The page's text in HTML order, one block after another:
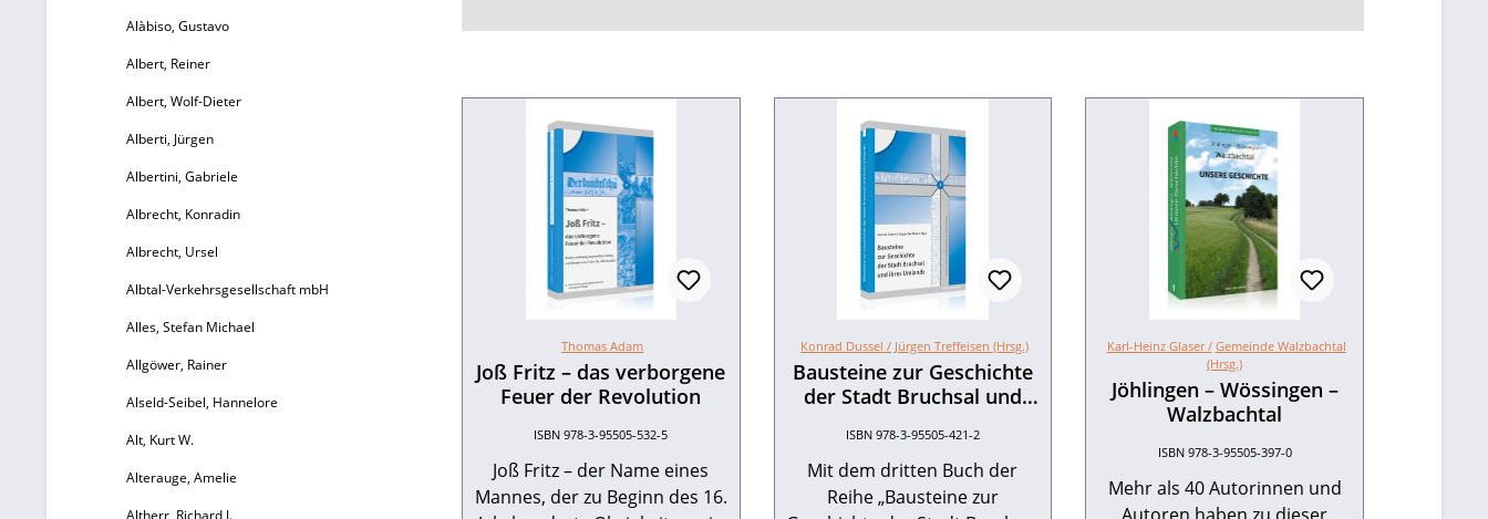
Alàbiso, Gustavo
Albert, Reiner
Albert, Wolf-Dieter
Alberti, Jürgen
Albertini, Gabriele
Albrecht, Konradin
Albrecht, Ursel
Albtal-Verkehrsgesellschaft mbH
Alles, Stefan Michael
Allgöwer, Rainer
Alseld-Seibel, Hannelore
Alt, Kurt W.
Alterauge, Amelie
Thomas Adam
Joß Fritz – das verborgene
Feuer der Revolution
ISBN 978-3-95505-532-5
Joß Fritz – der Name eines
Mannes, der zu Beginn des 16.
Konrad Dussel / Jürgen Treffeisen (Hrsg.)
Bausteine zur Geschichte
der Stadt Bruchsal und
ISBN 978-3-95505-421-2
Mit dem dritten Buch der
Reihe „Bausteine zur
Karl-Heinz Glaser / Gemeinde Walzbachtal
(Hrsg.)
Jöhlingen – Wössingen –
Walzbachtal
ISBN 978-3-95505-397-0
Mehr als 40 Autorinnen und